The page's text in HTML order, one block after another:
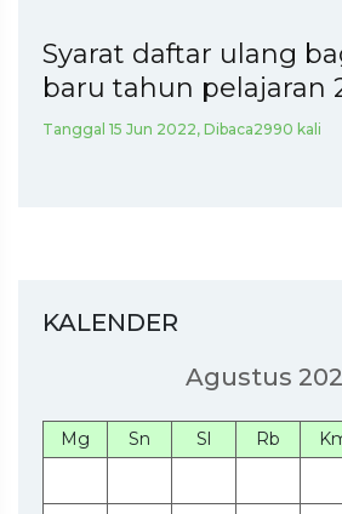
Syarat daftar ulang
baru tahun pelajaran
Tanggal 15 Jun 2022, Dibaca2990 kali
KALENDER
Agustus
Mg Sn Sl Rb